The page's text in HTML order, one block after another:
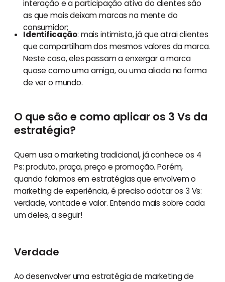
interação e a participação ativa do clientes são
as que mais deixam marcas na mente do
consumidor;
Identificação: mais intimista, já que atrai clientes
que compartilham dos mesmos valores da marca.
Neste caso, eles passam a enxergar a marca
quase como uma amiga, ou uma aliada na forma
de ver o mundo.
O que são e como aplicar os 3 Vs da
estratégia?
Quem usa o marketing tradicional, já conhece os 4
Ps: produto, praça, preço e promoção. Porém,
quando falamos em estratégias que envolvem o
marketing de experiência, é preciso adotar os 3 Vs:
verdade, vontade e valor. Entenda mais sobre cada
um deles, a seguir!
Verdade
Ao desenvolver uma estratégia de marketing de